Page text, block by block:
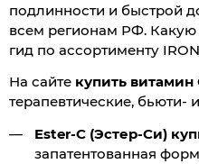
подлинности и быстрой
всем регионам РФ.
гид по ассортименту
На сайте купить витамин
терапевтические, бьюти-
Ester-C (Эстер-Си)
запатентованная